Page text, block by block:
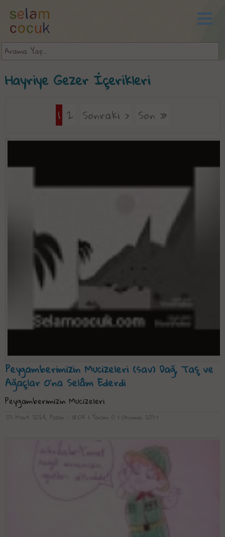
Hayriye Gezer İçerikleri
1 2 Sonraki › Son »
Peygamberimizin Mucizeleri (sav) Dağ, Taş ve
Ağaçlar O'na Selâm Ederdi
Peygamberimizin Mucizeleri
03 Mart 2024, Pazar - 18:04 | Yorum: 0 | Okunma: 2037